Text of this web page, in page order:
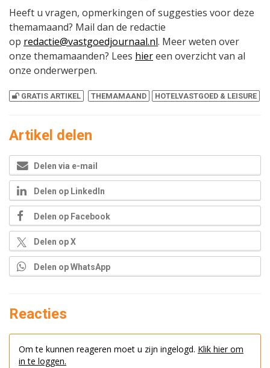
Heeft u vragen, opmerkingen of suggesties voor deze
themamaand? Mail dan de redactie
op redactie@vastgoedjournaal.nl. Meer weten over
onze themamaanden? Lees hiereen overzicht van al
onze onderwerpen.
GRATIS ARTIKEL THEMAMAAND HOTELVASTGOED & LEISURE
Artikel delen
Delen via e-mail
Delen op LinkedIn
Delen op Facebook
Delen op X
Delen op WhatsApp
Reacties
Om te kunnen reageren moet u zijn ingelogd. Klik hier om
in te loggen.